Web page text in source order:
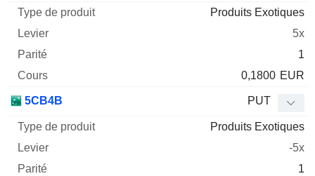
Produits Exotiques
5x
1
0,1800 EUR
5CB4B PUT
Produits Exotiques
-5x
1